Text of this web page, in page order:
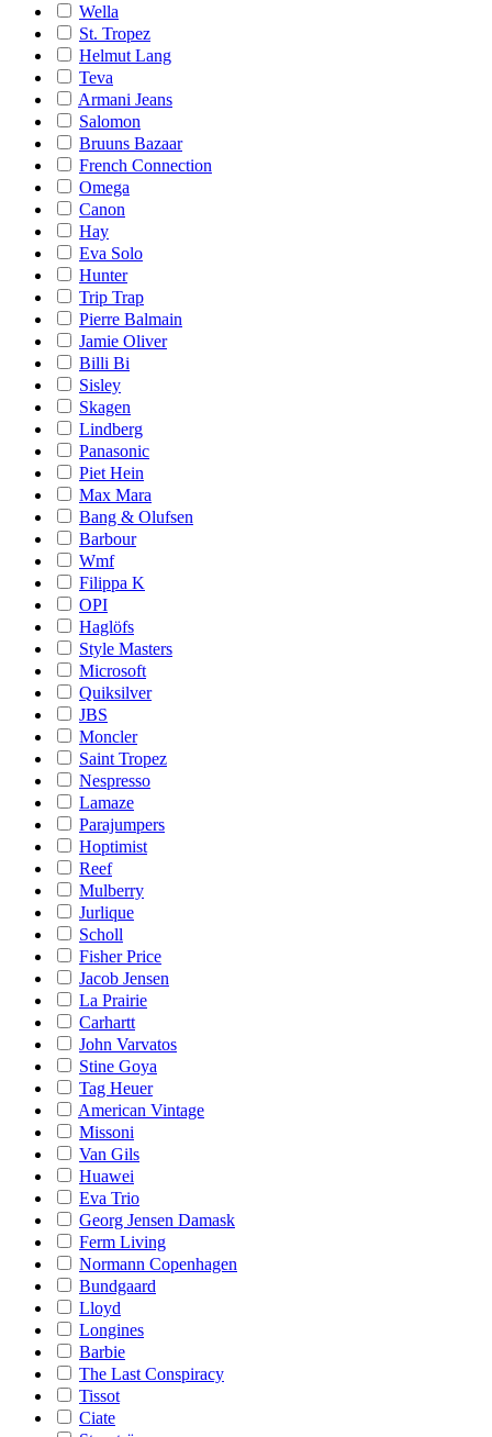
Wella
St. Tropez
Helmut Lang
Teva
Armani Jeans
Salomon
Bruuns Bazaar
French Connection
Omega
Canon
Hay
Eva Solo
Hunter
Trip Trap
Pierre Balmain
Jamie Oliver
Billi Bi
Sisley
Skagen
Lindberg
Panasonic
Piet Hein
Max Mara
Bang & Olufsen
Barbour
Wmf
Filippa K
OPI
Haglöfs
Style Masters
Microsoft
Quiksilver
JBS
Moncler
Saint Tropez
Nespresso
Lamaze
Parajumpers
Hoptimist
Reef
Mulberry
Jurlique
Scholl
Fisher Price
Jacob Jensen
La Prairie
Carhartt
John Varvatos
Stine Goya
Tag Heuer
American Vintage
Missoni
Van Gils
Huawei
Eva Trio
Georg Jensen Damask
Ferm Living
Normann Copenhagen
Bundgaard
Lloyd
Longines
Barbie
The Last Conspiracy
Tissot
Ciate